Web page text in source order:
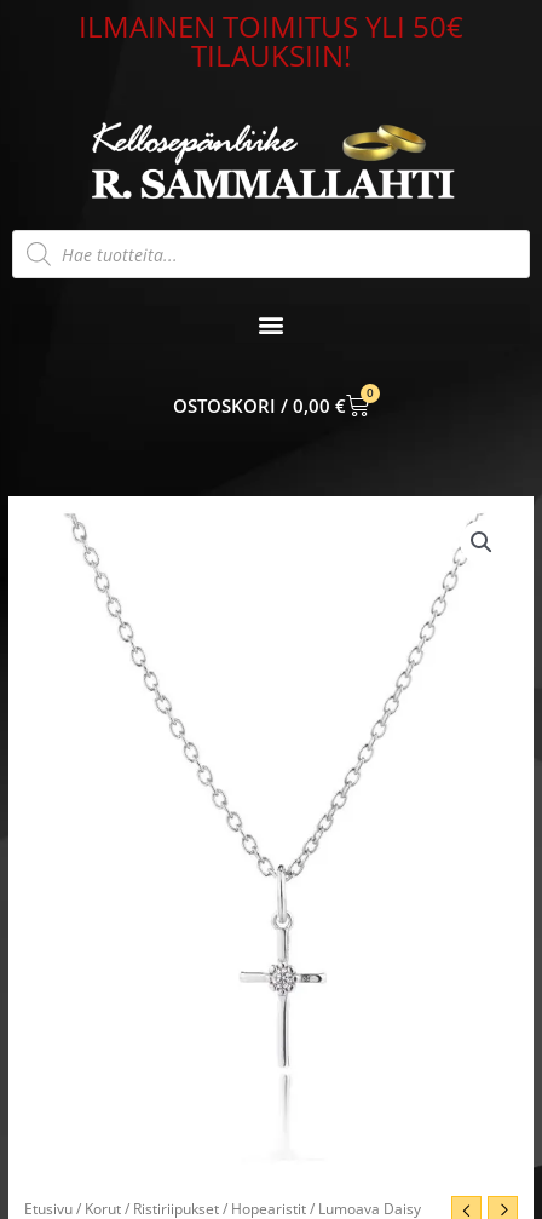
ILMAINEN TOIMITUS YLI 50€
TILAUKSIIN!
Products
search
0,00 €
0
CART
Etusivu/ Korut/ Ristiriipukset/ Hopearistit/ Lumoava Daisy
Lumoava